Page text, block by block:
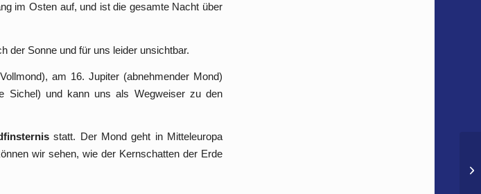
im Osten auf, und ist die gesamte Nacht über
der Sonne und für uns leider unsichtbar.
am 16. Jupiter (abnehmender Mond)
Sichel) und kann uns als Wegweiser zu den
statt. Der Mond geht in Mitteleuropa
wir sehen, wie der Kernschatten der Erde